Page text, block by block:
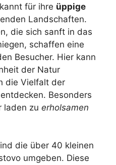
für ihre üppige
Landschaften.
die sich sanft in das
schaffen eine
Besucher. Hier kann
der Natur
die Vielfalt der
Besonders
laden zu erholsamen
die über 40 kleinen
umgeben. Diese